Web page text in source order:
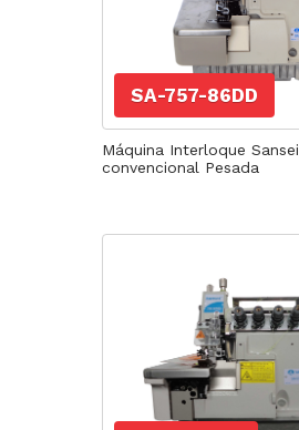
SA-757-86DD
Máquina Interloque Sansei
convencional Pesada